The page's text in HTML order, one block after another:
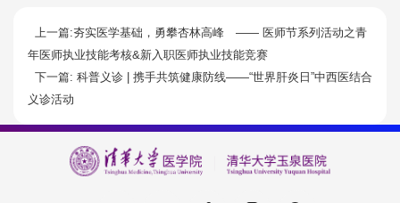
上一篇:夯实医学基础，勇攀杏林高峰 —— 医师节系列活动之青
年医师执业技能考核&新入职医师执业技能竞赛
下一篇: 科普义诊 | 携手共筑健康防线——“世界肝炎日”中西医结合
义诊活动